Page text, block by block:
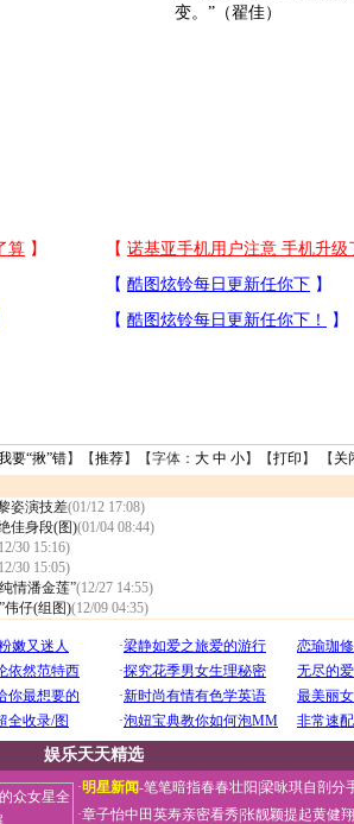
变。”（翟佳）
要“揪”错】【推荐】【字体： 大 中 小】【打印 】 【 关
姿演技差(01/12 17:08)
佳身段(图)(01/04 08:44)
30 15:16)
30 15:05)
情潘金莲”(12/27 14:55)
伟仔(组图)(12/09 04:35)
娱乐天天精选
·明星新闻-笔笔暗指春春壮阳 梁咏琪自剖分
·章子怡中田英寿亲密看秀张靓颖提起黄健